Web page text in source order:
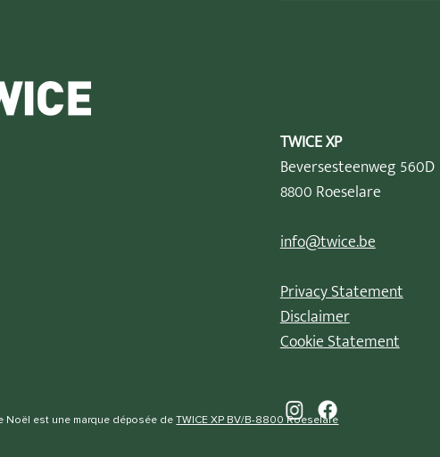
Noël est une marque déposée deTWICE XP BV/B-8800 Roeselare
TWICE XP
Beversesteenweg 560D
8800 Roeselare
info@twice.be
Privacy Statement
Disclaimer
Cookie Statement